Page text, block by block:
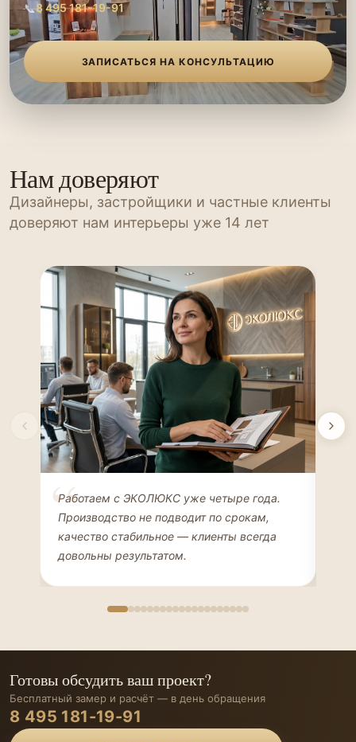
📞8 495 181-19-91
ЗАПИСАТЬСЯ НА КОНСУЛЬТАЦИЮ
Нам доверяют
Дизайнеры, застройщики и частные клиенты
доверяют нам интерьеры уже 14 лет
Елена Соколова
ДИЗАЙНЕР ИНТЕРЬЕРОВ
Работаем с ЭКОЛЮКС уже четыре года.
Производство не подводит по срокам,
качество стабильное — клиенты всегда
довольны результатом.
Готовы обсудить ваш проект?
Бесплатный замер и расчёт — в день обращения
8 495 181-19-91